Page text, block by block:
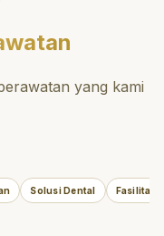
untuk
yang kami
Solusi Dental Fasilitas